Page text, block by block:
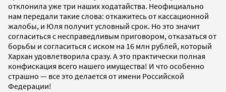
отклонила уже три наших ходатайства. Неофициально
нам передали такие слова: откажитесь от кассационной
жалобы, и Юля получит условный срок. Но это значит
согласиться с несправедливым приговором, отказаться от
борьбы и согласиться с иском на 16 млн рублей, который
Хархан удовлетворила сразу. А это практически полная
конфискация всего нашего имущества! И что особенно
страшно — все это делается от имени Российской
Федерации!